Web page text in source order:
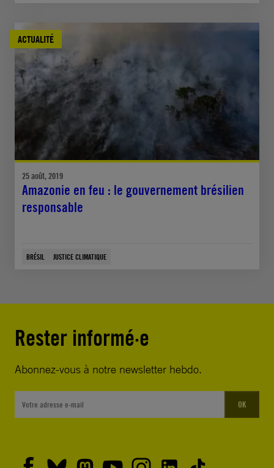
ACTUALITÉ
25 août, 2019
Amazonie en feu : le gouvernement brésilien
responsable
BRÉSIL JUSTICE CLIMATIQUE
Rester informé·e
Abonnez-vous à notre newsletter hebdo.
OK